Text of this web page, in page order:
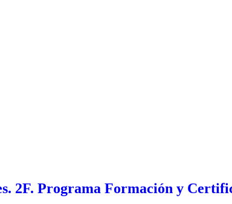
2F. Programa Formación y